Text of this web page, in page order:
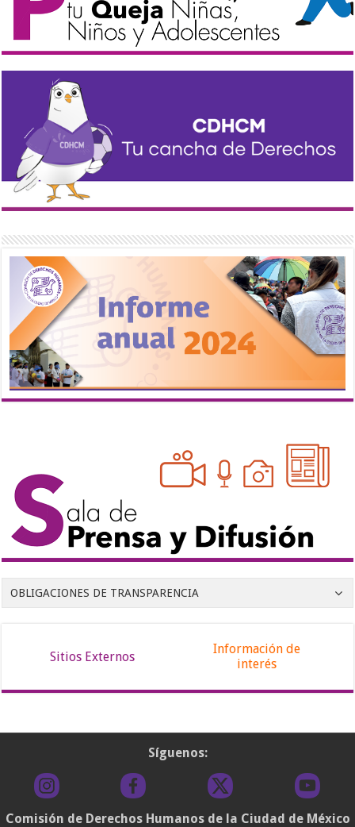
OBLIGACIONES DE TRANSPARENCIA
Sitios Externos
Información de
interés
Síguenos:
Comisión de Derechos Humanos de la Ciudad de México